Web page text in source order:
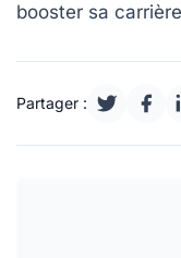
booster sa
Partager :